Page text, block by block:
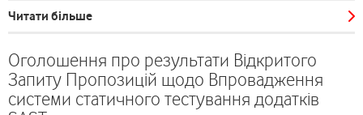
Читати більше
Оголошення про результати Відкритого
Запиту Пропозицій щодо Впровадження
системи статичного тестування додатків